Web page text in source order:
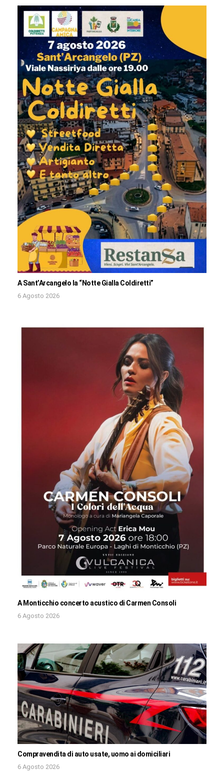
A Sant’Arcangelo la “Notte Gialla Coldiretti”
6 Agosto 2026
A Monticchio concerto acustico di Carmen Consoli
6 Agosto 2026
Compravendita di auto usate, uomo ai domiciliari
6 Agosto 2026